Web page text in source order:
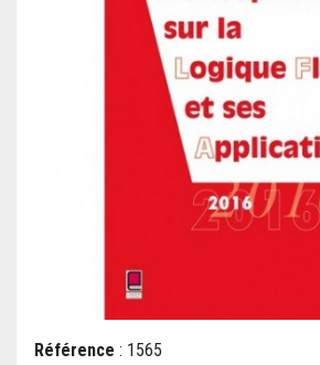
Référence : 1565